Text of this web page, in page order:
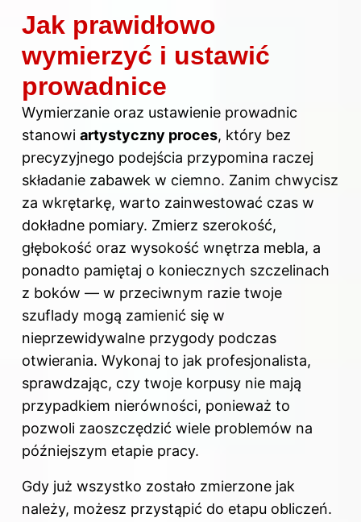
Jak prawidłowo
wymierzyć i ustawić
prowadnice
Wymierzanie oraz ustawienie prowadnic
stanowi artystyczny proces, który bez
precyzyjnego podejścia przypomina raczej
składanie zabawek w ciemno. Zanim chwycisz
za wkrętarkę, warto zainwestować czas w
dokładne pomiary. Zmierz szerokość,
głębokość oraz wysokość wnętrza mebla, a
ponadto pamiętaj o koniecznych szczelinach
z boków — w przeciwnym razie twoje
szuflady mogą zamienić się w
nieprzewidywalne przygody podczas
otwierania. Wykonaj to jak profesjonalista,
sprawdzając, czy twoje korpusy nie mają
przypadkiem nierówności, ponieważ to
pozwoli zaoszczędzić wiele problemów na
późniejszym etapie pracy.
Gdy już wszystko zostało zmierzone jak
należy, możesz przystąpić do etapu obliczeń.